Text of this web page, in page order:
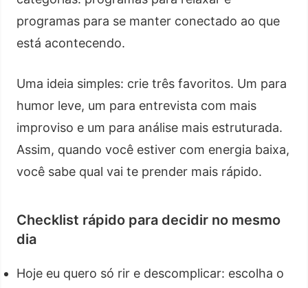
programas para se manter conectado ao que
está acontecendo.
Uma ideia simples: crie três favoritos. Um para
humor leve, um para entrevista com mais
improviso e um para análise mais estruturada.
Assim, quando você estiver com energia baixa,
você sabe qual vai te prender mais rápido.
Checklist rápido para decidir no mesmo
dia
Hoje eu quero só rir e descomplicar: escolha o